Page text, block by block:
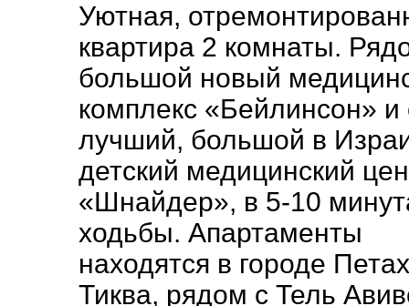
Уютная,
квартира 2 комнаты.
большой новый
комплекс «Бейлинсон»
лучший, большой в
детский медицинский
«Шнайдер», в 5-10
ходьбы. Апартаменты
находятся в городе Петах
Тиква, рядом с Тель